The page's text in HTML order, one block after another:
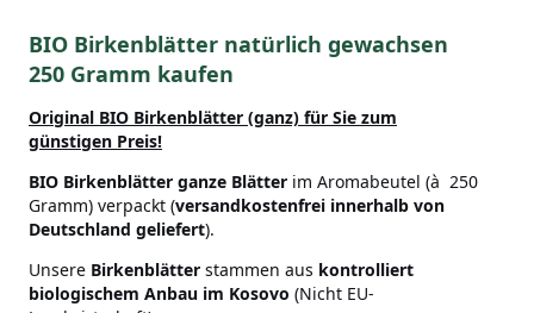
BIO Birkenblätter natürlich gewachsen
250 Gramm kaufen
Original BIO Birkenblätter (ganz) für Sie zum
günstigen Preis!
BIO Birkenblätter ganze Blätter im Aromabeutel (à 250
Gramm) verpackt (versandkostenfrei innerhalb von
Deutschland geliefert).
Unsere Birkenblätter stammen aus kontrolliert
biologischem Anbau im Kosovo (Nicht EU-